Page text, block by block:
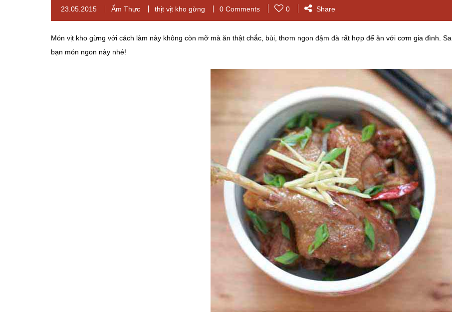
23.05.2015 Ẩm Thực thịt vịt kho gừng 0 Comments 0 Share
Món vịt kho gừng với cách làm này không còn mỡ mà ăn thật chắc, bùi, thơm ngon đậm đà rất hợp để ăn với cơm gia đình.
bạn món ngon này nhé!